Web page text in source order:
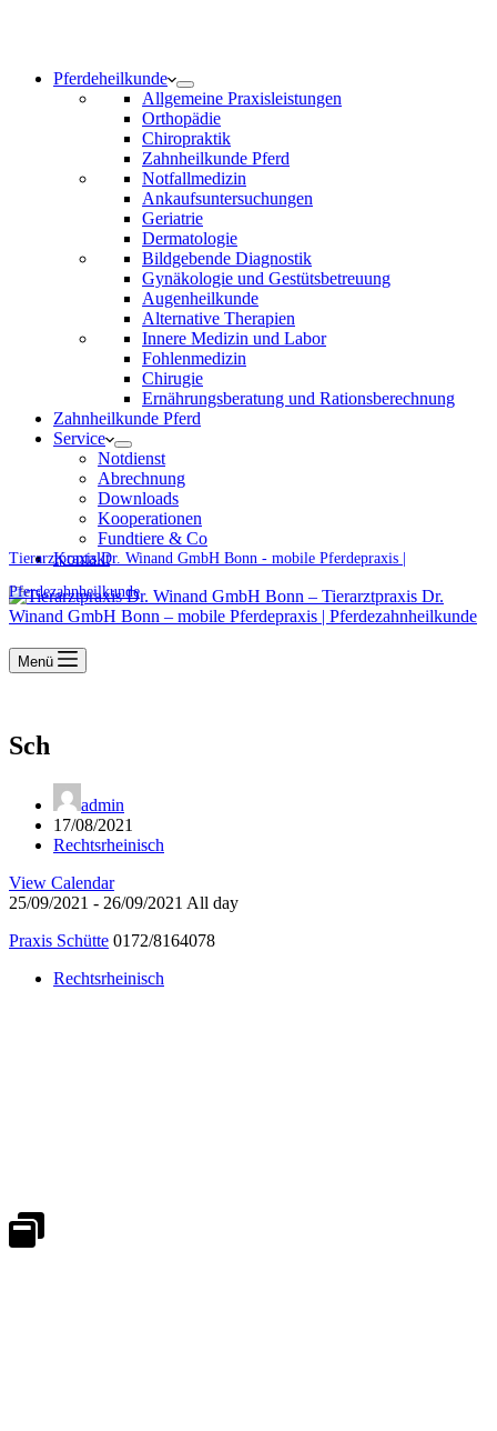
Pferdeheilkunde
Allgemeine Praxisleistungen
Orthopädie
Chiropraktik
Zahnheilkunde Pferd
Notfallmedizin
Ankaufsuntersuchungen
Geriatrie
Dermatologie
Bildgebende Diagnostik
Gynäkologie und Gestütsbetreuung
Augenheilkunde
Alternative Therapien
Innere Medizin und Labor
Fohlenmedizin
Chirugie
Ernährungsberatung und Rationsberechnung
Zahnheilkunde Pferd
Service
Notdienst
Abrechnung
Downloads
Kooperationen
Fundtiere & Co
Kontakt
Tierarztpraxis Dr. Winand GmbH Bonn - mobile Pferdepraxis |
Pferdezahnheilkunde
Menü
Sch
admin
17/08/2021
Rechtsrheinisch
View Calendar
25/09/2021 - 26/09/2021 All day
Praxis Schütte 0172/8164078
Rechtsrheinisch